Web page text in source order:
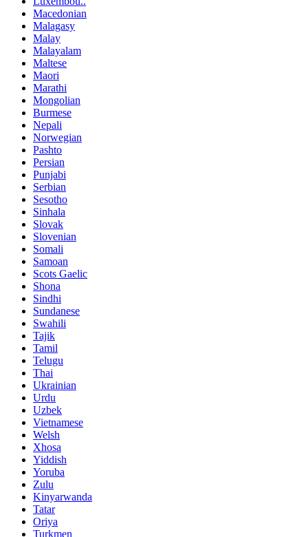
Macedonian
Malagasy
Malay
Malayalam
Maltese
Maori
Marathi
Mongolian
Burmese
Nepali
Norwegian
Pashto
Persian
Punjabi
Serbian
Sesotho
Sinhala
Slovak
Slovenian
Somali
Samoan
Scots Gaelic
Shona
Sindhi
Sundanese
Swahili
Tajik
Tamil
Telugu
Thai
Ukrainian
Urdu
Uzbek
Vietnamese
Welsh
Xhosa
Yiddish
Yoruba
Zulu
Kinyarwanda
Tatar
Oriya
Turkmen